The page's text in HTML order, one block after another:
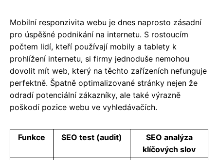
Mobilní responzivita webu je dnes naprosto zásadní
pro úspěšné podnikání na internetu. S rostoucím
počtem lidí, kteří používají mobily a tablety k
prohlížení internetu, si firmy jednoduše nemohou
dovolit mít web, který na těchto zařízeních nefunguje
perfektně. Špatně optimalizované stránky nejen že
odradí potenciální zákazníky, ale také výrazně
poškodí pozice webu ve vyhledávačích.
Funkce SEO test (audit)
SEO analýza
klíčových slov